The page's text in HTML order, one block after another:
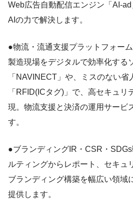
Web広告自動配信エンジン「AI-
AIの力で解決します。
●物流・流通支援プラットフォー
製造現場をデジタルで効率化する
「NAVINECT」や、ミスのない省
「RFID(ICタグ)」で、高セキュリ
現。物流支援と決済の運用サービ
す。
●ブランディングIR・CSR・
ルティングからレポート、セキュ
ブランディング構築を幅広い領域
提供します。